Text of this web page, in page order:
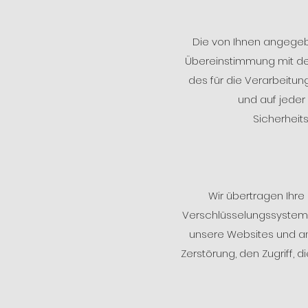
Die von Ihnen
Übereinstimmung mit
des für die
und auf
Wir übertragen
unsere Websites und
Zerstörung, den Zugriff,